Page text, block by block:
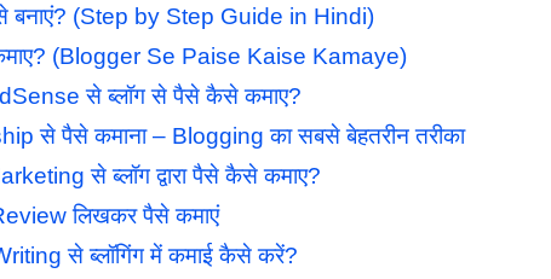
बनाएं? (Step by Step Guide in Hindi)
(Blogger Se Paise Kaise Kamaye)
से ब्लॉग से पैसे कैसे कमाए?
से पैसे कमाना – Blogging का सबसे बेहतरीन तरीका
से ब्लॉग द्वारा पैसे कैसे कमाए?
लिखकर पैसे कमाएं
से ब्लॉगिंग में कमाई कैसे करें?